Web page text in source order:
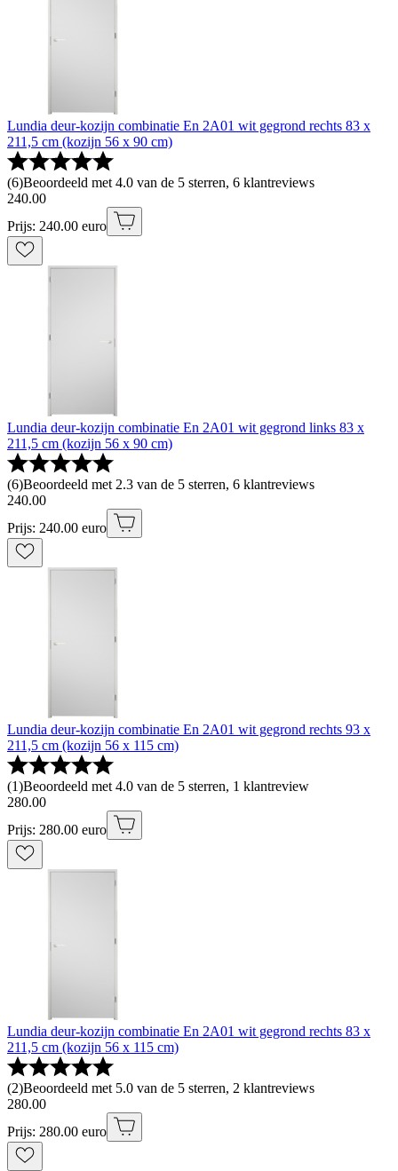
Lundia deur-kozijn combinatie En 2A01 wit gegrond rechts 83 x
211,5 cm (kozijn 56 x 90 cm)
(6)Beoordeeld met 4.0 van de 5 sterren, 6 klantreviews
240.00
Prijs: 240.00 euro
Lundia deur-kozijn combinatie En 2A01 wit gegrond links 83 x
211,5 cm (kozijn 56 x 90 cm)
(6)Beoordeeld met 2.3 van de 5 sterren, 6 klantreviews
240.00
Prijs: 240.00 euro
Lundia deur-kozijn combinatie En 2A01 wit gegrond rechts 93 x
211,5 cm (kozijn 56 x 115 cm)
(1)Beoordeeld met 4.0 van de 5 sterren, 1 klantreview
280.00
Prijs: 280.00 euro
Lundia deur-kozijn combinatie En 2A01 wit gegrond rechts 83 x
211,5 cm (kozijn 56 x 115 cm)
(2)Beoordeeld met 5.0 van de 5 sterren, 2 klantreviews
280.00
Prijs: 280.00 euro